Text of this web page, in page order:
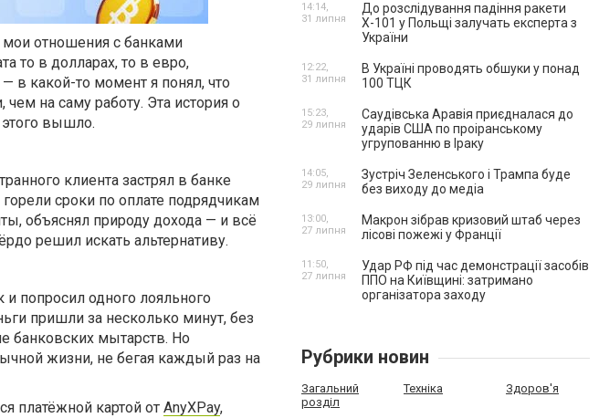
мои отношения с банками
то в долларах, то в евро,
в какой-то момент я понял, что
на саму работу. Эта история о
вышло.
клиента застрял в банке
сроки по оплате подрядчикам
объяснял природу дохода — и всё
решил искать альтернативу.
попросил одного лояльного
пришли за несколько минут, без
банковских мытарств. Но
жизни, не бегая каждый раз на
платёжной картой от AnyXPay,
До розслідування падіння ракети
Х-101 у Польщі залучать експерта з
України
14:14,
31 липня
В Україні проводять обшуки у понад
100 ТЦК
12:22,
31 липня
Саудівська Аравія приєдналася до
ударів США по проіранському
угрупованню в Іраку
15:23,
29 липня
Зустріч Зеленського і Трампа буде
без виходу до медіа
14:05,
29 липня
Макрон зібрав кризовий штаб через
лісові пожежі у Франції
13:00,
27 липня
Удар РФ під час демонстрації засобів
ППО на Київщині: затримано
організатора заходу
11:50,
27 липня
Рубрики новин
Загальний
розділ
Техніка Здоров'я